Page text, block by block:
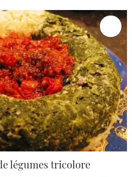
légumes tricolore